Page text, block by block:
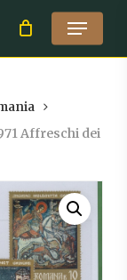
Menu
Affreschi dei
Close